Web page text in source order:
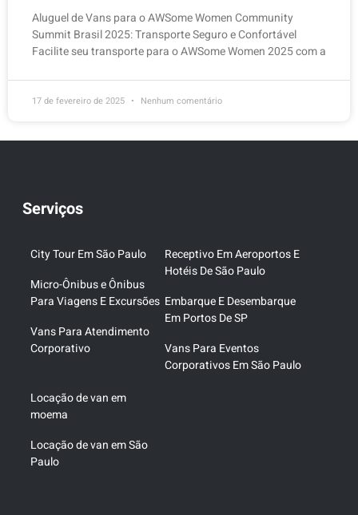
Aluguel de Vans para o AWSome Women Community
Summit Brasil 2025: Transporte Seguro e Confortável
Facilite seu transporte para o AWSome Women 2025 com a
17 de fevereiro de 2025 Nenhum comentário
Serviços
City Tour Em São Paulo
Micro-Ônibus e Ônibus
Para Viagens E Excursões
Vans Para Atendimento
Corporativo
Receptivo Em Aeroportos E
Hotéis De São Paulo
Embarque E Desembarque
Em Portos De SP
Vans Para Eventos
Corporativos Em São Paulo
Locação de van em
moema
Locação de van em São
Paulo